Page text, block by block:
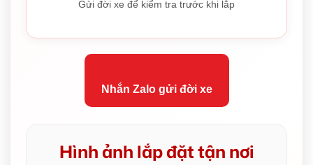
Gửi đời xe để kiểm tra trước khi lắp
Nhắn Zalo gửi đời xe
Hình ảnh lắp đặt tận nơi